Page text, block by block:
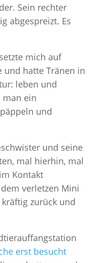
Sein rechter
abgespreizt. Es
mich auf
und hatte Tränen in
leben und
man ein
und
und seine
mal hierhin, mal
Kontakt
verletzen Mini
zurück und
erst besucht